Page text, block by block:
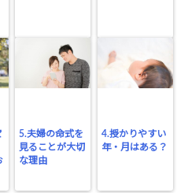
5.夫婦の命式を
見ることが大切
な理由
4.授かりやすい
年・月はある？